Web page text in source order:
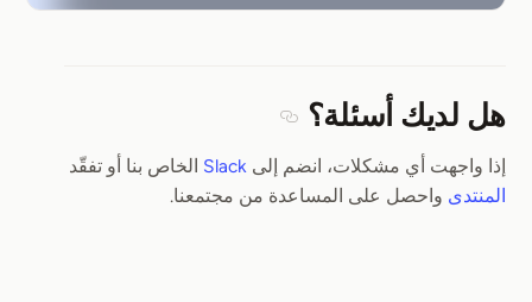
هل لديك أسئلة؟
إذا واجهت أي مشكلات، انضم إلى Slack الخاص بنا أو تفقّد
المنتدى واحصل على المساعدة من مجتمعنا.